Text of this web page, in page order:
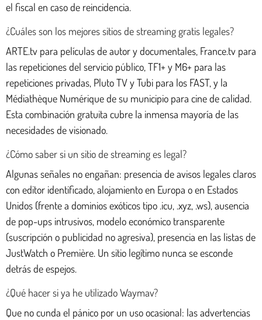
el fiscal en caso de reincidencia.
¿Cuáles son los mejores sitios de streaming gratis legales?
ARTE.tv para películas de autor y documentales, France.tv para
las repeticiones del servicio público, TF1+ y M6+ para las
repeticiones privadas, Pluto TV y Tubi para los FAST, y la
Médiathèque Numérique de su municipio para cine de calidad.
Esta combinación gratuita cubre la inmensa mayoría de las
necesidades de visionado.
¿Cómo saber si un sitio de streaming es legal?
Algunas señales no engañan: presencia de avisos legales claros
con editor identificado, alojamiento en Europa o en Estados
Unidos (frente a dominios exóticos tipo .icu, .xyz, .ws), ausencia
de pop-ups intrusivos, modelo económico transparente
(suscripción o publicidad no agresiva), presencia en las listas de
JustWatch o Première. Un sitio legítimo nunca se esconde
detrás de espejos.
¿Qué hacer si ya he utilizado Waymav?
Que no cunda el pánico por un uso ocasional: las advertencias